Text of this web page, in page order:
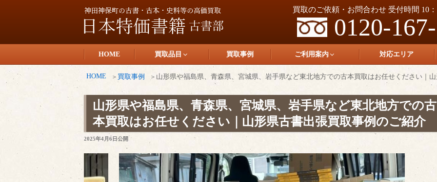
買取のご依頼・お問合わせ 受付時間 10
0120-
日本特価書籍
HOME 買取品目 買取事例 ご利用案内 対応エリア
HOME 買取事例 山形県や福島県、青森県、宮城県、岩手県など東北地方での古本買取はお任せください｜
山形県や福島県、青森県、宮城県、岩手県など東北地方での古
本買取はお任せください｜山形県古書出張買取事例のご紹介
投
日:
2025年4月6日公開